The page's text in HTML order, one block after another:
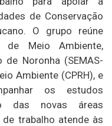
de Conservação
O grupo reúne
de Meio Ambiente,
de Noronha (SEMAS-
Ambiente (CPRH), e
os estudos
das novas áreas
trabalho atende às